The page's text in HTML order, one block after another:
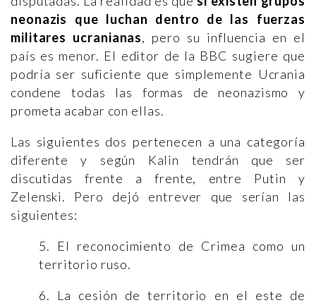
neonazis que luchan dentro de las fuerzas
militares ucranianas, pero su influencia en el
país es menor. El editor de la BBC sugiere que
podría ser suficiente que simplemente Ucrania
condene todas las formas de neonazismo y
prometa acabar con ellas.
Las siguientes dos pertenecen a una categoría
diferente y según Kalin tendrán que ser
discutidas frente a frente, entre Putin y
Zelenski. Pero dejó entrever que serían las
siguientes:
5. El reconocimiento de Crimea como un
territorio ruso.
6. La cesión de territorio en el este de